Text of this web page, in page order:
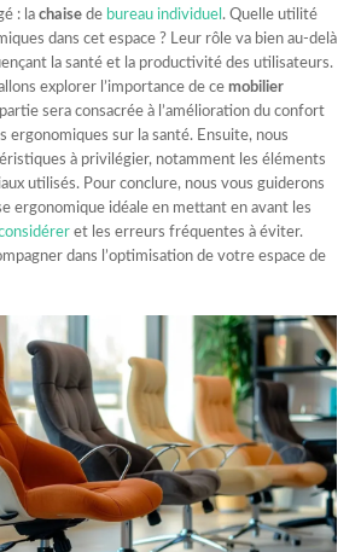
: la chaise de bureau individuel . Quelle utilité
dans cet espace ? Leur rôle va bien au-delà
la santé et la productivité des utilisateurs.
explorer l’importance de ce mobilier
sera consacrée à l’amélioration du confort
ergonomiques sur la santé. Ensuite, nous
à privilégier, notamment les éléments
utilisés. Pour conclure, nous vous guiderons
ergonomique idéale en mettant en avant les
et les erreurs fréquentes à éviter.
dans l’optimisation de votre espace de